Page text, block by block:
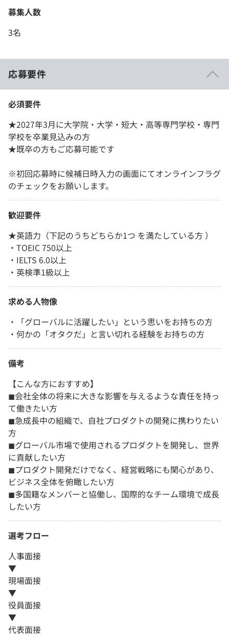
募集人数
3名
応募要件
必須要件
★2027年3月に大学院・大学・短大・高等専門学校・専門
学校を卒業見込みの方
★既卒の方もご応募可能です
※初回応募時に候補日時入力の画面にてオンラインフラグ
のチェックをお願いします。
歓迎要件
★英語力（下記のうちどちらか1つ を満たしている方 ）
・TOEIC 750以上
・IELTS 6.0以上
・英検準1級以上
求める人物像
・「グローバルに活躍したい」という思いをお持ちの方
・何かの「オタクだ」と言い切れる経験をお持ちの方
備考
【こんな方におすすめ】
◼︎会社全体の将来に大きな影響を与えるような責任を持っ
て働きたい方
◼︎急成長中の組織で、自社プロダクトの開発に携わりたい
方
◼︎グローバル市場で使用されるプロダクトを開発し、世界
に貢献したい方
◼︎プロダクト開発だけでなく、経営戦略にも関心があり、
ビジネス全体を俯瞰したい方
◼︎多国籍なメンバーと協働し、国際的なチーム環境で成長
したい方
選考フロー
人事面接
▼
現場面接
▼
役員面接
▼
代表面接